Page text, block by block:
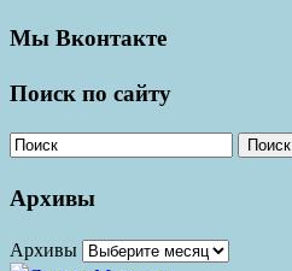
Мы Вконтакте
Поиск по сайту
Поиск
Архивы
Архивы